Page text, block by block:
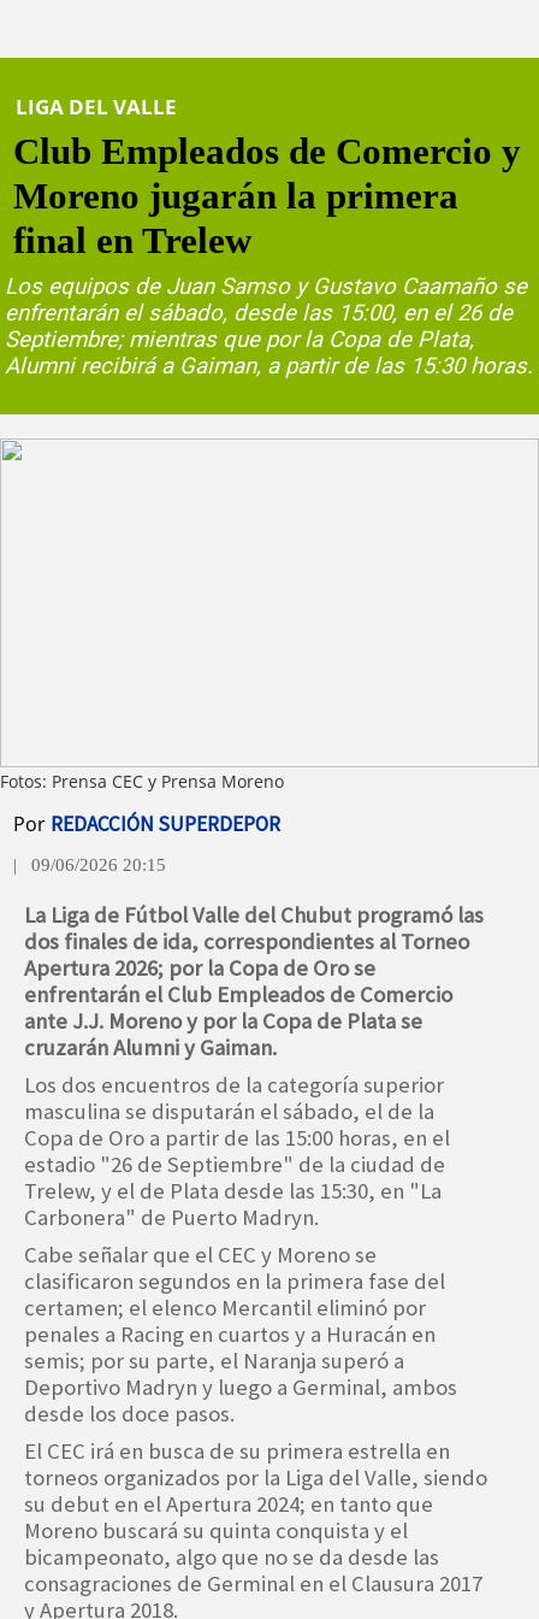
LIGA DEL VALLE
Club Empleados de Comercio y
Moreno jugarán la primera
final en Trelew
Los equipos de Juan Samso y Gustavo Caamaño se
enfrentarán el sábado, desde las 15:00, en el 26 de
Septiembre; mientras que por la Copa de Plata,
Alumni recibirá a Gaiman, a partir de las 15:30 horas.
Fotos: Prensa CEC y Prensa Moreno
Por REDACCIÓN SUPERDEPOR
| 09/06/2026 20:15
La Liga de Fútbol Valle del Chubut programó las
dos finales de ida, correspondientes al Torneo
Apertura 2026; por la Copa de Oro se
enfrentarán el Club Empleados de Comercio
ante J.J. Moreno y por la Copa de Plata se
cruzarán Alumni y Gaiman.
Los dos encuentros de la categoría superior
masculina se disputarán el sábado, el de la
Copa de Oro a partir de las 15:00 horas, en el
estadio "26 de Septiembre" de la ciudad de
Trelew, y el de Plata desde las 15:30, en "La
Carbonera" de Puerto Madryn.
Cabe señalar que el CEC y Moreno se
clasificaron segundos en la primera fase del
certamen; el elenco Mercantil eliminó por
penales a Racing en cuartos y a Huracán en
semis; por su parte, el Naranja superó a
Deportivo Madryn y luego a Germinal, ambos
desde los doce pasos.
El CEC irá en busca de su primera estrella en
torneos organizados por la Liga del Valle, siendo
su debut en el Apertura 2024; en tanto que
Moreno buscará su quinta conquista y el
bicampeonato, algo que no se da desde las
consagraciones de Germinal en el Clausura 2017
y Apertura 2018.